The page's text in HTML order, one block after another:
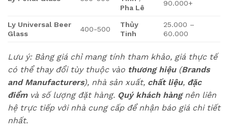
Pha Lê
90.000+
Ly Universal Beer
Glass
400-500
Thủy
Tinh
25.000 –
60.000
Lưu ý: Bảng giá chỉ mang tính tham khảo, giá thực tế
có thể thay đổi tùy thuộc vào thương hiệu(Brands
and Manufacturers), nhà sản xuất, chất liệu, đặc
điểmvà số lượng đặt hàng. Quý khách hàngnên liên
hệ trực tiếp với nhà cung cấp để nhận báo giá chi tiết
nhất.